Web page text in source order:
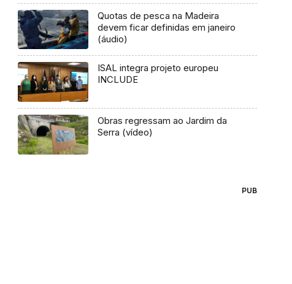
Quotas de pesca na Madeira
devem ficar definidas em janeiro
(áudio)
ISAL integra projeto europeu
INCLUDE
Obras regressam ao Jardim da
Serra (vídeo)
PUB